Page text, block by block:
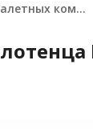
комнат